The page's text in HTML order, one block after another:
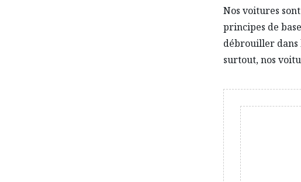
Nos voitures
principes de
débrouiller dans
surtout, nos